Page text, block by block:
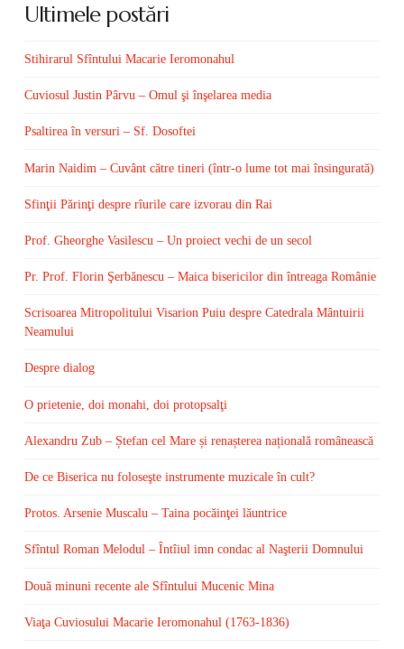
Ultimele postări
Stihirarul Sfîntului Macarie Ieromonahul
Cuviosul Justin Pârvu – Omul şi înşelarea media
Psaltirea în versuri – Sf. Dosoftei
Marin Naidim – Cuvânt către tineri (într-o lume tot mai însingurată)
Sfinţii Părinţi despre rîurile care izvorau din Rai
Prof. Gheorghe Vasilescu – Un proiect vechi de un secol
Pr. Prof. Florin Şerbănescu – Maica bisericilor din întreaga Românie
Scrisoarea Mitropolitului Visarion Puiu despre Catedrala Mântuirii
Neamului
Despre dialog
O prietenie, doi monahi, doi protopsalţi
Alexandru Zub – Ștefan cel Mare și renașterea națională românească
De ce Biserica nu foloseşte instrumente muzicale în cult?
Protos. Arsenie Muscalu – Taina pocăinţei lăuntrice
Sfîntul Roman Melodul – Întîiul imn condac al Naşterii Domnului
Două minuni recente ale Sfîntului Mucenic Mina
Viaţa Cuviosului Macarie Ieromonahul (1763-1836)